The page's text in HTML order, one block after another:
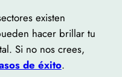
existen
hacer brillar tu
Si no nos crees,
de éxito.